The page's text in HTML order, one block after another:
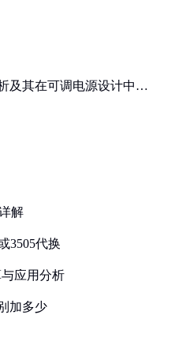
及其在可调电源设计中的
解
3505代换
应用分析
加多少